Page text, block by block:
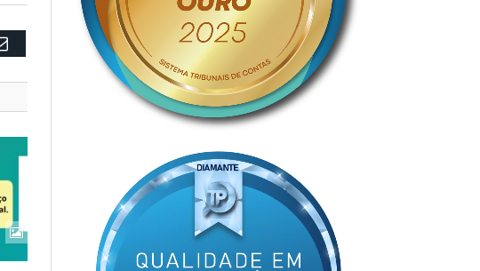
Email